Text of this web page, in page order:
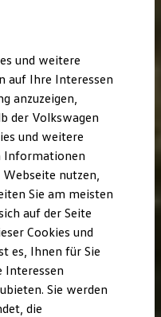
und Updates
ID.
und weitere
auf Ihre Interessen
anzuzeigen,
der Volkswagen
und weitere
Informationen
Webseite nutzen,
Sie am meisten
auf der Seite
Cookies und
es, Ihnen für Sie
Interessen
Sie werden
die